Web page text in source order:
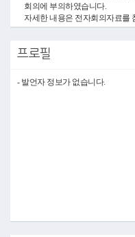
회의에 부의하였습니다.
자세한 내용은 전자회의자료를
이상으로 보고를 마치겠습니다.
●부의장 권영숙 의회사무국장
의회운영위원회의 협의를 거쳐
프로필
- 발언자 정보가 없습니다.